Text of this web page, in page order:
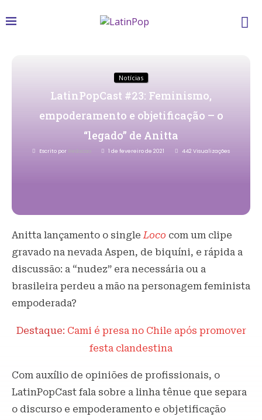
Notícias
LatinPopCast #23: Feminismo,
empoderamento e objetificação – o
“legado” de Anitta
Escrito por 1 de fevereiro de 2021 442 Visualizações
Anitta lançamento o singleLoco com um clipe
gravado na nevada Aspen, de biquíni, e rápida a
discussão: a “nudez” era necessária ou a
brasileira perdeu a mão na personagem feminista
empoderada?
Destaque: Cami é presa no Chile após promover
festa clandestina
Com auxílio de opiniões de profissionais, o
LatinPopCast fala sobre a linha tênue que separa
o discurso e empoderamento e objetificação